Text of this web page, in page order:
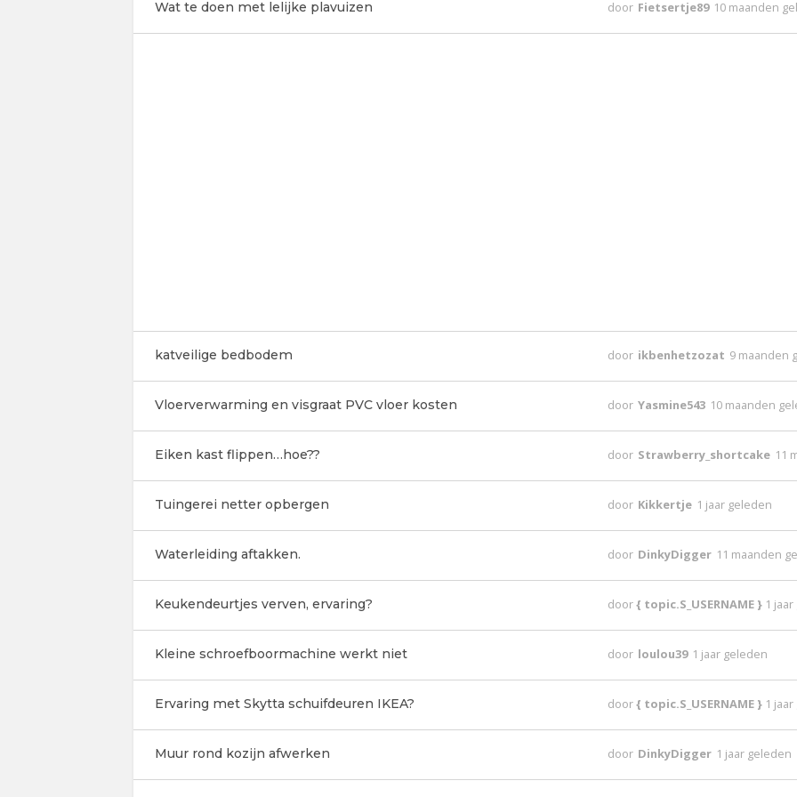
Wat te doen met lelijke plavuizen door Fietsertje89 10 maanden
katveilige bedbodem door ikbenhetzozat 9 maanden
Vloerverwarming en visgraat PVC vloer kosten door Yasmine543 10 maanden
Eiken kast flippen…hoe?? door Strawberry_shortcake 11
Tuingerei netter opbergen door Kikkertje 1 jaar geleden
Waterleiding aftakken. door DinkyDigger 11 maanden
Keukendeurtjes verven, ervaring? door{ topic.S_USERNAME } 1
Kleine schroefboormachine werkt niet door loulou39 1 jaar geleden
Ervaring met Skytta schuifdeuren IKEA? door{ topic.S_USERNAME } 1
Muur rond kozijn afwerken door DinkyDigger 1 jaar geleden